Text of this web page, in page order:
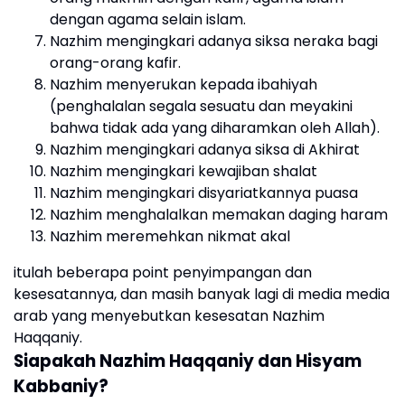
dengan agama selain islam.
Nazhim mengingkari adanya siksa neraka bagi
orang-orang kafir.
Nazhim menyerukan kepada ibahiyah
(penghalalan segala sesuatu dan meyakini
bahwa tidak ada yang diharamkan oleh Allah).
Nazhim mengingkari adanya siksa di Akhirat
Nazhim mengingkari kewajiban shalat
Nazhim mengingkari disyariatkannya puasa
Nazhim menghalalkan memakan daging haram
Nazhim meremehkan nikmat akal
itulah beberapa point penyimpangan dan
kesesatannya, dan masih banyak lagi di media media
arab yang menyebutkan kesesatan Nazhim
Haqqaniy.
Siapakah Nazhim Haqqaniy dan Hisyam
Kabbaniy?